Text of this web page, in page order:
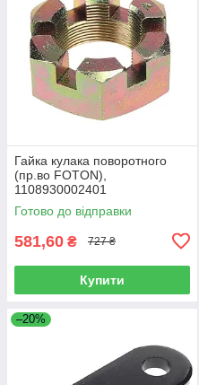
Гайка кулака поворотного
(пр.во FOTON),
1108930002401
Готово до відправки
581,60 ₴ 727 ₴
Купити
–20%